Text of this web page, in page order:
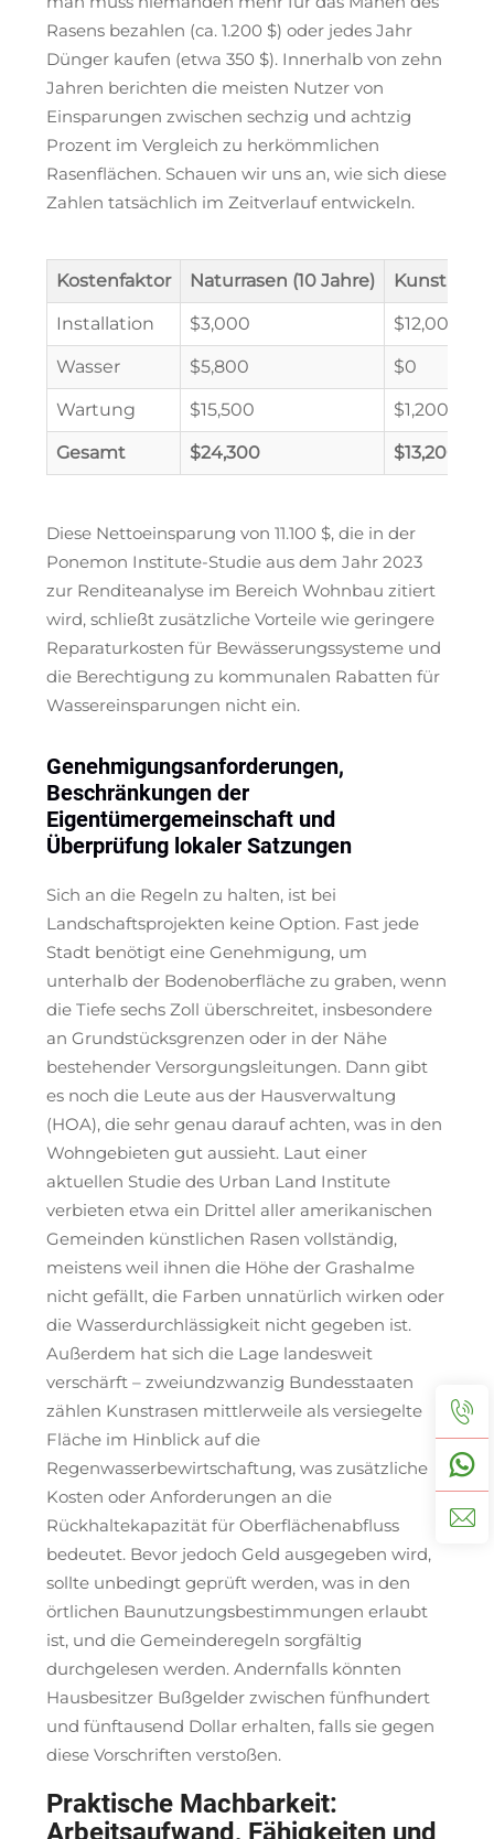
Rasens bezahlen (ca. 1.200 $) oder jedes Jahr
Dünger kaufen (etwa 350 $). Innerhalb von zehn
Jahren berichten die meisten Nutzer von
Einsparungen zwischen sechzig und achtzig
Prozent im Vergleich zu herkömmlichen
Rasenflächen. Schauen wir uns an, wie sich diese
Zahlen tatsächlich im Zeitverlauf entwickeln.
Kostenfaktor Naturrasen (10 Jahre)
Installation $3,000 $12,000
Wasser $5,800 $0
Wartung $15,500 $1,200
Gesamt $24,300 $13,200
Diese Nettoeinsparung von 11.100 $, die in der
Ponemon Institute-Studie aus dem Jahr 2023
zur Renditeanalyse im Bereich Wohnbau zitiert
wird, schließt zusätzliche Vorteile wie geringere
Reparaturkosten für Bewässerungssysteme und
die Berechtigung zu kommunalen Rabatten für
Wassereinsparungen nicht ein.
Genehmigungsanforderungen,
Beschränkungen der
Eigentümergemeinschaft und
Überprüfung lokaler Satzungen
Sich an die Regeln zu halten, ist bei
Landschaftsprojekten keine Option. Fast jede
Stadt benötigt eine Genehmigung, um
unterhalb der Bodenoberfläche zu graben, wenn
die Tiefe sechs Zoll überschreitet, insbesondere
an Grundstücksgrenzen oder in der Nähe
bestehender Versorgungsleitungen. Dann gibt
es noch die Leute aus der Hausverwaltung
(HOA), die sehr genau darauf achten, was in den
Wohngebieten gut aussieht. Laut einer
aktuellen Studie des Urban Land Institute
verbieten etwa ein Drittel aller amerikanischen
Gemeinden künstlichen Rasen vollständig,
meistens weil ihnen die Höhe der Grashalme
nicht gefällt, die Farben unnatürlich wirken oder
die Wasserdurchlässigkeit nicht gegeben ist.
Außerdem hat sich die Lage landesweit
verschärft – zweiundzwanzig Bundesstaaten
zählen Kunstrasen mittlerweile als versiegelte
Fläche im Hinblick auf die
Regenwasserbewirtschaftung, was zusätzliche
Kosten oder Anforderungen an die
Rückhaltekapazität für Oberflächenabfluss
bedeutet. Bevor jedoch Geld ausgegeben wird,
sollte unbedingt geprüft werden, was in den
örtlichen Baunutzungsbestimmungen erlaubt
ist, und die Gemeinderegeln sorgfältig
durchgelesen werden. Andernfalls könnten
Hausbesitzer Bußgelder zwischen fünfhundert
und fünftausend Dollar erhalten, falls sie gegen
diese Vorschriften verstoßen.
Praktische Machbarkeit:
Arbeitsaufwand, Fähigkeiten und